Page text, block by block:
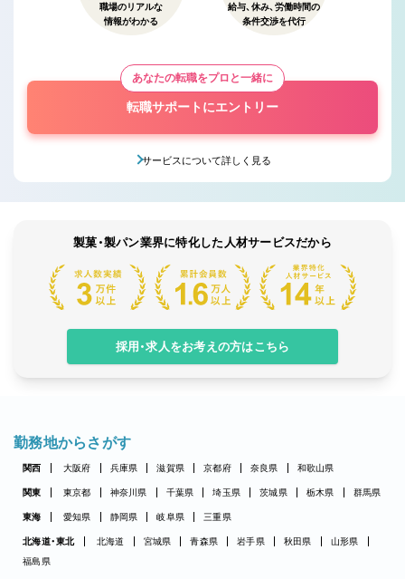
職場のリアルな
情報がわかる
給与、休み、労働時間の
条件交渉を代行
あなたの転職をプロと一緒に
転職サポートにエントリー
サービスについて詳しく見る
製菓・製パン業界に特化した人材サービスだから
採用・求人をお考えの方はこちら
勤務地からさがす
関西 大阪府 兵庫県 滋賀県 京都府 奈良県 和歌山県
関東 東京都 神奈川県 千葉県 埼玉県 茨城県 栃木県 群馬県
東海 愛知県 静岡県 岐阜県 三重県
北海道・東北 北海道 宮城県 青森県 岩手県 秋田県
山形県
福島県